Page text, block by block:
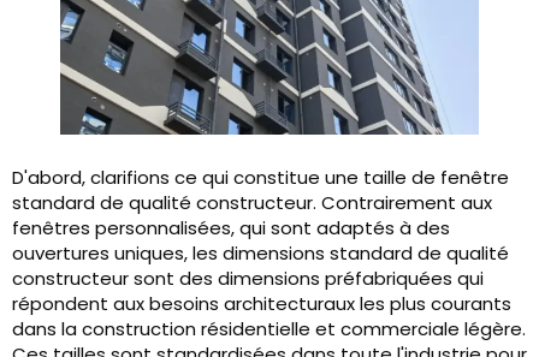
D'abord, clarifions ce qui constitue une taille de fenêtre
standard de qualité constructeur. Contrairement aux
fenêtres personnalisées, qui sont adaptés à des
ouvertures uniques, les dimensions standard de qualité
constructeur sont des dimensions préfabriquées qui
répondent aux besoins architecturaux les plus courants
dans la construction résidentielle et commerciale légère.